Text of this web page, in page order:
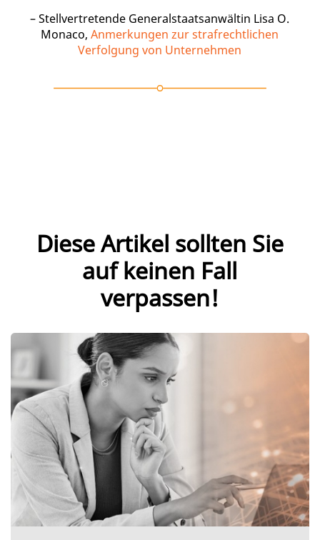
– Stellvertretende Generalstaatsanwältin Lisa O.
Monaco,Anmerkungen zur strafrechtlichen
Verfolgung von Unternehmen
Diese Artikel sollten Sie
auf keinen Fall
verpassen!